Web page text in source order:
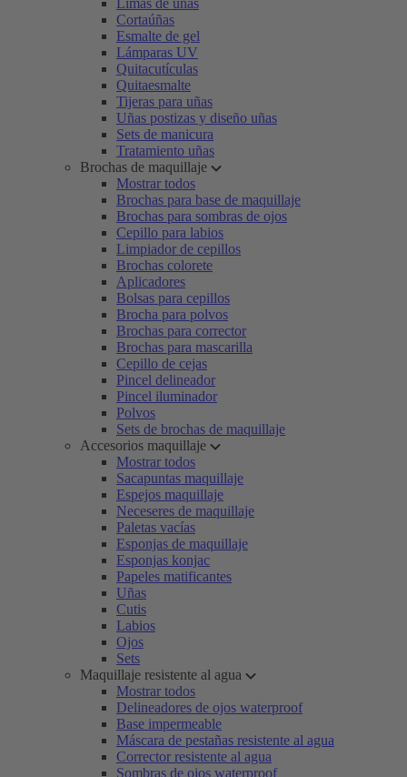
Limas de uñas
Cortaúñas
Esmalte de gel
Lámparas UV
Quitacutículas
Quitaesmalte
Tijeras para uñas
Uñas postizas y diseño uñas
Sets de manicura
Tratamiento uñas
Brochas de maquillaje
Mostrar todos
Brochas para base de maquillaje
Brochas para sombras de ojos
Cepillo para labios
Limpiador de cepillos
Brochas colorete
Aplicadores
Bolsas para cepillos
Brocha para polvos
Brochas para corrector
Brochas para mascarilla
Cepillo de cejas
Pincel delineador
Pincel iluminador
Polvos
Sets de brochas de maquillaje
Accesorios maquillaje
Mostrar todos
Sacapuntas maquillaje
Espejos maquillaje
Neceseres de maquillaje
Paletas vacías
Esponjas de maquillaje
Esponjas konjac
Papeles matificantes
Uñas
Cutis
Labios
Ojos
Sets
Maquillaje resistente al agua
Mostrar todos
Delineadores de ojos waterproof
Base impermeable
Máscara de pestañas resistente al agua
Corrector resistente al agua
Sombras de ojos waterproof